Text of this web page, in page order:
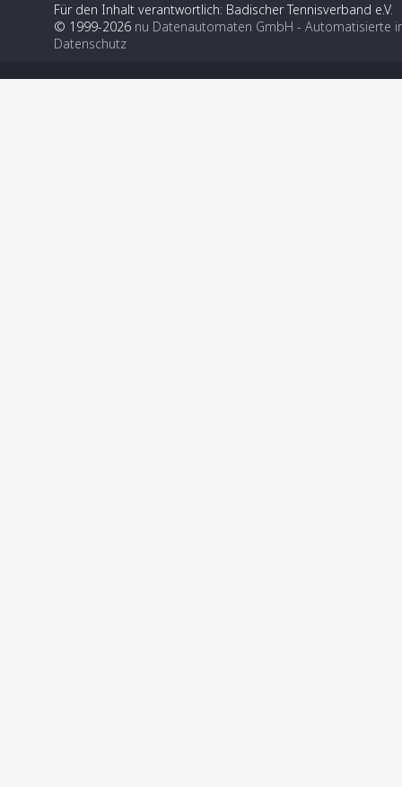
Für den Inhalt verantwortlich: Badischer Tennisverband e.V.
© 1999-2026 nu Datenautomaten GmbH - Automatisierte
Datenschutz